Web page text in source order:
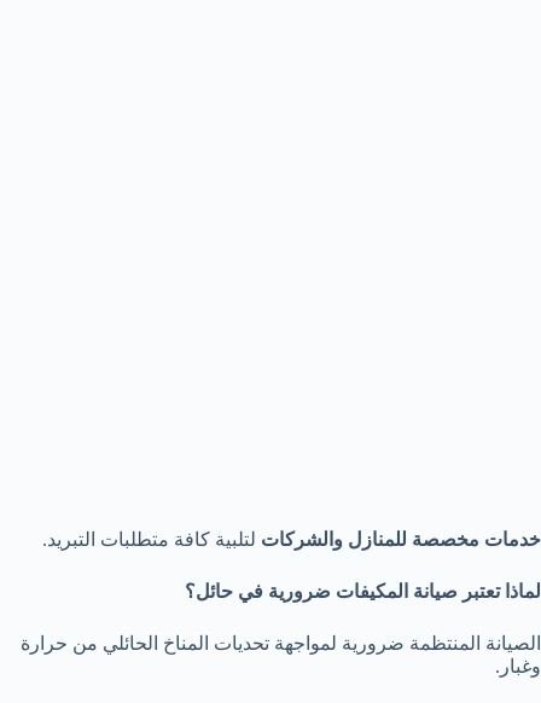
خدمات مخصصة للمنازل والشركات لتلبية كافة متطلبات التبريد.
لماذا تعتبر صيانة المكيفات ضرورية في حائل؟
الصيانة المنتظمة ضرورية لمواجهة تحديات المناخ الحائلي من حرارة
وغبار.